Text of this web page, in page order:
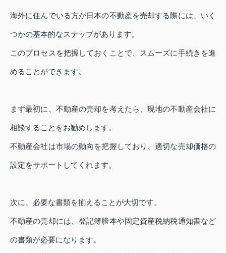
海外に住んでいる方が日本の不動産を売却する際には、いく
つかの基本的なステップがあります。
このプロセスを把握しておくことで、スムーズに手続きを進
めることができます。
まず最初に、不動産の売却を考えたら、現地の不動産会社に
相談することをお勧めします。
不動産会社は市場の動向を把握しており、適切な売却価格の
設定をサポートしてくれます。
次に、必要な書類を揃えることが大切です。
不動産の売却には、登記簿謄本や固定資産税納税通知書など
の書類が必要になります。